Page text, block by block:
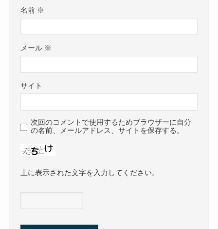
名前 ※
メール ※
サイト
次回のコメントで使用するためブラウザーに自分
の名前、メールアドレス、サイトを保存する。
上に表示された文字を入力してください。